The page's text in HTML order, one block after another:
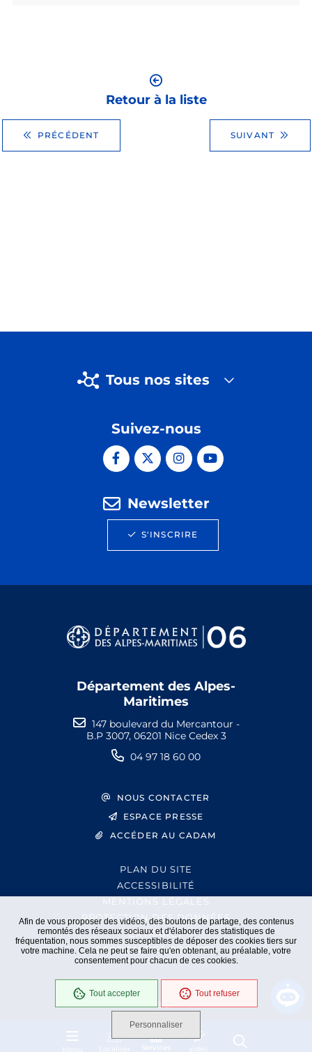
Afin de vous proposer des vidéos, des boutons de partage, des contenus
remontés des réseaux sociaux et d'élaborer des statistiques de
fréquentation, nous sommes susceptibles de déposer des cookies tiers sur
votre machine. Cela ne peut se faire qu'en obtenant, au préalable, votre
consentement pour chacun de ces cookies.
Tout accepter Tout refuser
Personnaliser
Services aides
PRÉCÉDENT
Retour à la liste
SUIVANT
Tous nos sites
Suivez-nous
Newsletter
S'INSCRIRE
Département des Alpes-
Maritimes
147 boulevard du Mercantour -
B.P 3007, 06201 Nice Cedex 3
04 97 18 60 00
NOUS CONTACTER
ESPACE PRESSE
ACCÉDER AU CADAM
PLAN DU SITE
ACCESSIBILITÉ
MENTIONS LÉGALES
PROTECTION DES DONNÉES
EXTRANET
GESTION DES COOKIES
En cours